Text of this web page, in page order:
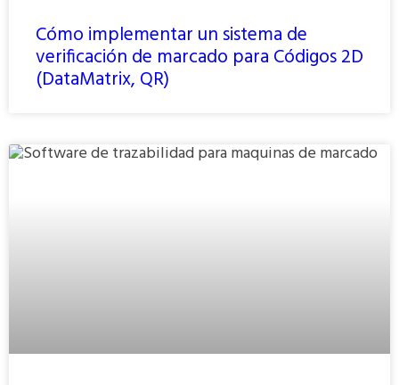
Cómo implementar un sistema de
verificación de marcado para Códigos 2D
(DataMatrix, QR)